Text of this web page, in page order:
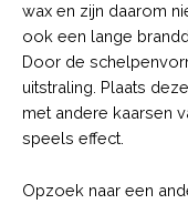
wax en zijn daarom
ook een lange
Door de
uitstraling. Plaats
met andere kaarsen
speels effect.
Opzoek naar een